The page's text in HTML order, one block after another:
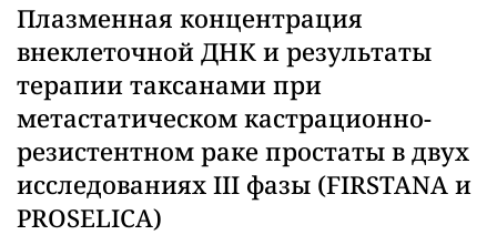
Плазменная концентрация
внеклеточной ДНК и результаты
терапии таксанами при
метастатическом кастрационно-
резистентном раке простаты в двух
исследованиях III фазы (FIRSTANA и
PROSELICA)